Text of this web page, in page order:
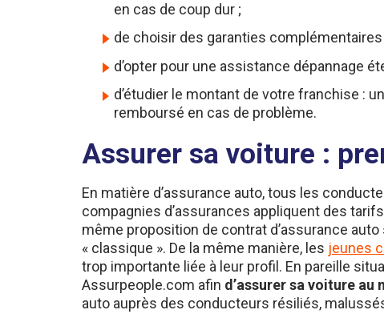
de choisir des garanties
d’opter pour une assistance dépannage
d’étudier le montant de votre franchise :
remboursé en cas de problème.
Assurer sa voiture :
En matière d’assurance auto, tous les
compagnies d’assurances appliquent des
même proposition de contrat d’assurance
« classique ». De la même manière, lesjeunes
trop importante liée à leur profil. En pareille
Assurpeople.com afind’assurer sa voiture au
auto auprès des conducteurs résiliés,